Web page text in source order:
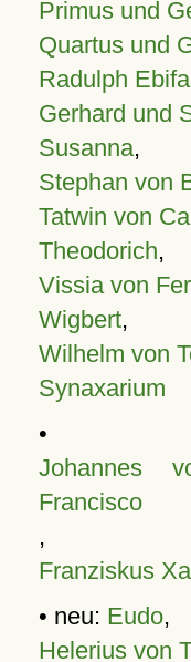
Primus und
Quartus und
Radulph
Gerhard und
Susanna,
Stephan von
Tatwin von
Theodorich,
Vissia von
Wigbert,
Wilhelm von
Synaxarium
•
Johannes
Francisco
,
Franziskus
• neu: Eudo,
Helerius von